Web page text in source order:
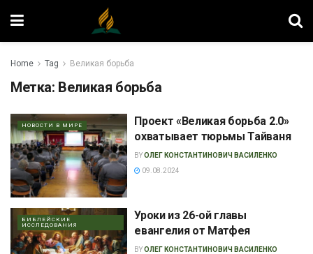
Home Tag Великая борьба
Метка: Великая борьба
НОВОСТИ В МИРЕ
Проект «Великая борьба 2.0»
охватывает тюрьмы Тайваня
BYОЛЕГ КОНСТАНТИНОВИЧ ВАСИЛЕНКО
09.08.2024
БИБЛЕЙСКИЕ
ИССЛЕДОВАНИЯ
Уроки из 26-ой главы
евангелия от Матфея
BYОЛЕГ КОНСТАНТИНОВИЧ ВАСИЛЕНКО